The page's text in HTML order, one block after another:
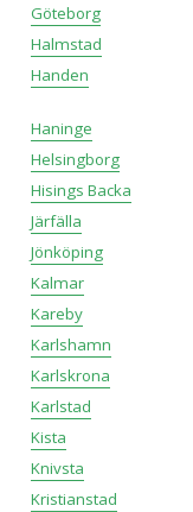
Göteborg
Halmstad
Handen
Haninge
Helsingborg
Hisings Backa
Järfälla
Jönköping
Kalmar
Kareby
Karlshamn
Karlskrona
Karlstad
Kista
Knivsta
Kristianstad